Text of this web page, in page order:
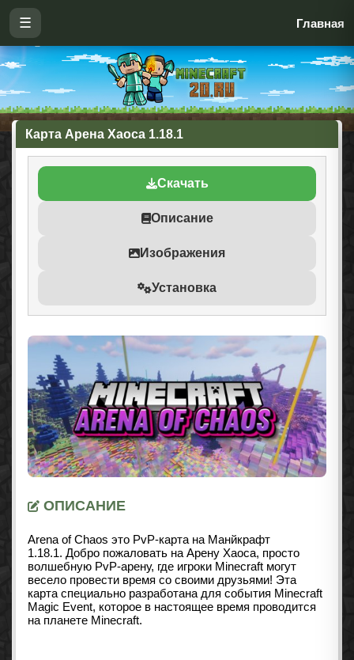
☰ Главная
Карта Арена Хаоса 1.18.1
Скачать
Описание
Изображения
Установка
ОПИСАНИЕ
Arena of Chaos это PvP-карта на Манйкрафт
1.18.1. Добро пожаловать на Арену Хаоса, просто
волшебную PvP-арену, где игроки Minecraft могут
весело провести время со своими друзьями! Эта
карта специально разработана для события Minecraft
Magic Event, которое в настоящее время проводится
на планете Minecraft.